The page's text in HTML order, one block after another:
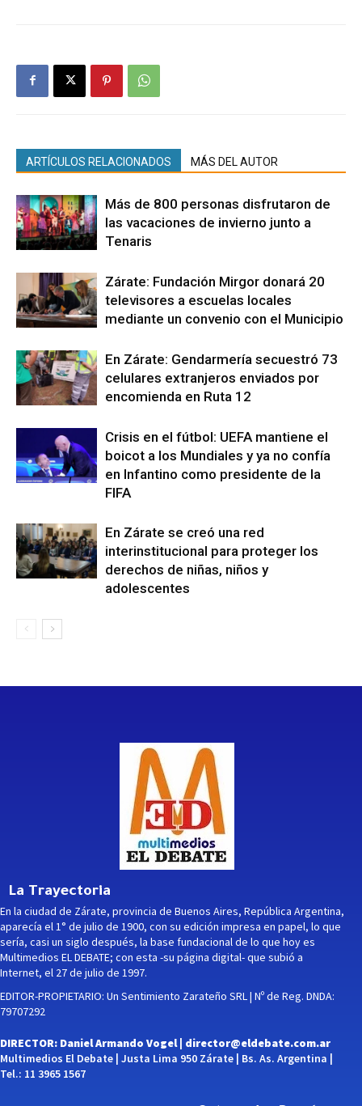
ARTÍCULOS RELACIONADOS MÁS DEL AUTOR
Más de 800 personas disfrutaron de
las vacaciones de invierno junto a
Tenaris
Zárate: Fundación Mirgor donará 20
televisores a escuelas locales
mediante un convenio con el Municipio
En Zárate: Gendarmería secuestró 73
celulares extranjeros enviados por
encomienda en Ruta 12
Crisis en el fútbol: UEFA mantiene el
boicot a los Mundiales y ya no confía
en Infantino como presidente de la
FIFA
En Zárate se creó una red
interinstitucional para proteger los
derechos de niñas, niños y
adolescentes
La Trayectoria
En la ciudad de Zárate, provincia de Buenos Aires, República Argentina,
aparecía el 1° de julio de 1900, con su edición impresa en papel, lo que
sería, casi un siglo después, la base fundacional de lo que hoy es
Multimedios EL DEBATE; con esta -su página digital- que subió a
Internet, el 27 de julio de 1997.
EDITOR-PROPIETARIO: Un Sentimiento Zarateño SRL | Nº de Reg. DNDA:
79707292
DIRECTOR: Daniel Armando Vogel | director@eldebate.com.ar
Multimedios El Debate | Justa Lima 950 Zárate | Bs. As. Argentina |
Tel.: 11 3965 1567